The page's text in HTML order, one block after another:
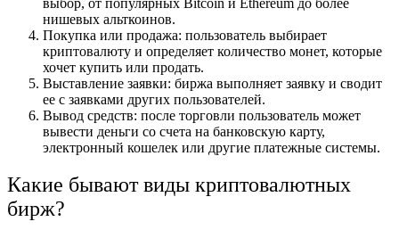
нишевых альткоинов.
Покупка или продажа: пользователь выбирает
криптовалюту и определяет количество монет, которые
хочет купить или продать.
Выставление заявки: биржа выполняет заявку и сводит
ее с заявками других пользователей.
Вывод средств: после торговли пользователь может
вывести деньги со счета на банковскую карту,
электронный кошелек или другие платежные системы.
Какие бывают виды криптовалютных
бирж?